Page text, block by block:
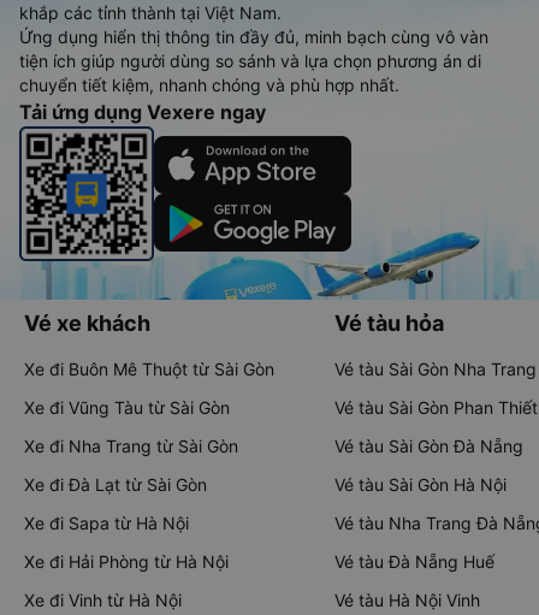
khắp các tỉnh thành tại Việt Nam.
Ứng dụng hiển thị thông tin đầy đủ, minh bạch cùng vô vàn
tiện ích giúp người dùng so sánh và lựa chọn phương án di
chuyển tiết kiệm, nhanh chóng và phù hợp nhất.
Tải ứng dụng Vexere ngay
Vé xe khách
Xe đi Buôn Mê Thuột từ Sài Gòn
Xe đi Vũng Tàu từ Sài Gòn
Xe đi Nha Trang từ Sài Gòn
Xe đi Đà Lạt từ Sài Gòn
Xe đi Sapa từ Hà Nội
Xe đi Hải Phòng từ Hà Nội
Xe đi Vinh từ Hà Nội
Vé tàu hỏa
Vé tàu Sài Gòn Nha Trang
Vé tàu Sài Gòn Phan Thiết
Vé tàu Sài Gòn Đà Nẵng
Vé tàu Sài Gòn Hà Nội
Vé tàu Nha Trang Đà
Vé tàu Đà Nẵng Huế
Vé tàu Hà Nội Vinh